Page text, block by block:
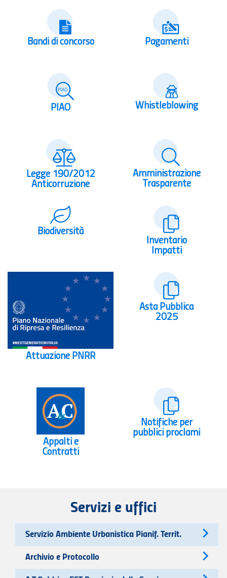
Bandi di concorso Pagamenti
PIAO Whistleblowing
Legge 190/2012
Anticorruzione
Amministrazione
Trasparente
Biodiversità
Inventario
Impatti
Attuazione PNRR
Asta Pubblica
2025
Appalti e
Contratti
Notifiche per
pubblici proclami
Servizi e uffici
Servizio Ambiente Urbanistica Pianif. Territ.
Archivio e Protocollo